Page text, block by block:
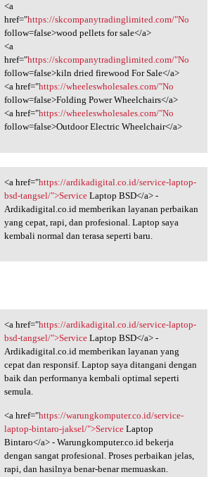
<a
href="https://skcompanytradinglimited.com/"No
follow=false>wood pellets for sale</a>
<a
href="https://skcompanytradinglimited.com/"No
follow=false>kiln dried firewood For Sale</a>
<a href="https://wheeleswholesales.com/"No
follow=false>Folding Power Wheelchairs</a>
<a href="https://wheeleswholesales.com/"No
follow=false>Outdoor Electric Wheelchair</a>
href="https:/
<a href="https://ardikadigital.co.id/service-laptop-
bsd-tangsel/">ServiceLaptop BSD</a> -
Ardikadigital.co.id memberikan layanan perbaikan
yang cepat, rapi, dan profesional. Laptop saya
kembali normal dan terasa seperti baru.
href="https:/
<a href="https://ardikadigital.co.id/service-laptop-
bsd-tangsel/">ServiceLaptop BSD</a> -
Ardikadigital.co.id memberikan layanan yang
cepat dan responsif. Laptop saya ditangani dengan
baik dan performanya kembali optimal seperti
semula.
<a href="https://warungkomputer.co.id/service-
laptop-bintaro-jaksel/">ServiceLaptop
Bintaro</a> - Warungkomputer.co.id bekerja
dengan sangat profesional. Proses perbaikan jelas,
rapi, dan hasilnya benar-benar memuaskan.